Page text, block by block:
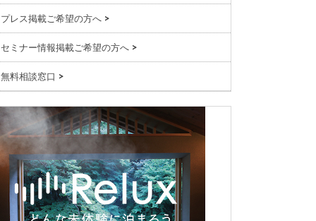
プレス掲載ご希望の方へ >
セミナー情報掲載ご希望の方へ >
無料相談窓口 >